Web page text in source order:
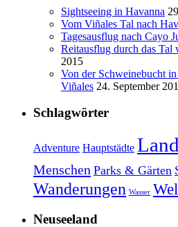
Sightseeing in Havanna
Vom Viñales Tal nach
Tagesausflug nach Cayo
Reitausflug durch das Tal
2015
Von der Schweinebucht
Viñales 24. September
Schlagwörter
Adventure Hauptstädte
Menschen Parks & Gärten
Wanderungen Wasser
Neuseeland